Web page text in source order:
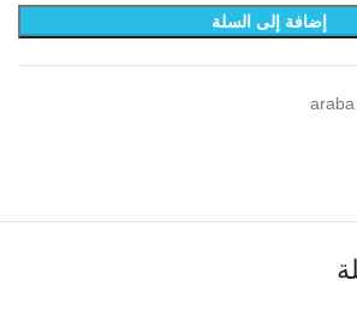
إضافة إلى السلة
araba